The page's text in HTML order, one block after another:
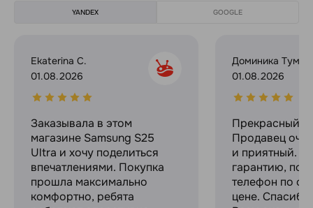
YANDEX GOOGLE
Ekaterina C.
01.08.2026
Заказывала в этом
магазине Samsung S25
Ultra и хочу поделиться
впечатлениями. Покупка
прошла максимально
комфортно, ребята
Доминика
01.08.2026
Прекрасный
Продавец
и приятный.
гарантию,
телефон по
цене.